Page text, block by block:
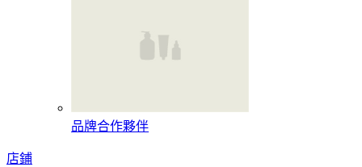
品牌合作夥伴
店鋪